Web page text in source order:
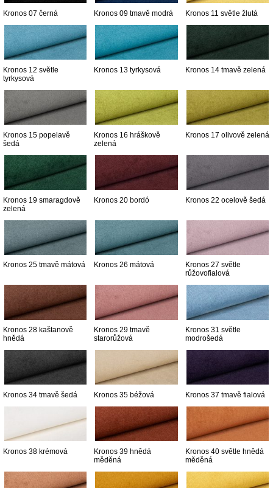
Kronos 07 černá Kronos 09 tmavě modrá Kronos 11 světle žlutá
Kronos 12 světle
tyrkysová
Kronos 13 tyrkysová Kronos 14 tmavě zelená
Kronos 15 popelavě
šedá
Kronos 16 hráškově
zelená
Kronos 17 olivově zelená
Kronos 19 smaragdově
zelená
Kronos 20 bordó Kronos 22 ocelově šedá
Kronos 25 tmavě mátová Kronos 26 mátová
Kronos 27 světle
růžovofialová
Kronos 28 kaštanově
hnědá
Kronos 29 tmavě
starorůžová
Kronos 31 světle
modrošedá
Kronos 34 tmavě šedá Kronos 35 béžová Kronos 37 tmavě fialová
Kronos 38 krémová
Kronos 39 hnědá
měděná
Kronos 40 světle hnědá
měděná